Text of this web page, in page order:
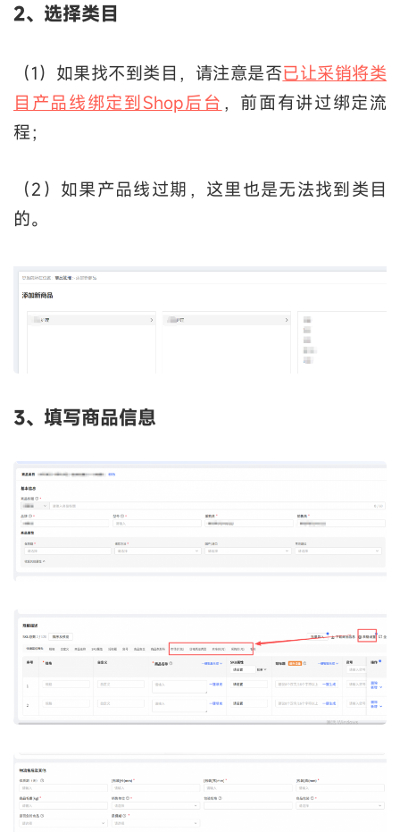
2、选择类目
（1）如果找不到类目，请注意是否已让采销将类
目产品线绑定到Shop后台 ，前面有讲过绑定流
程；
（2）如果产品线过期，这里也是无法找到类目
的。
3、填写商品信息